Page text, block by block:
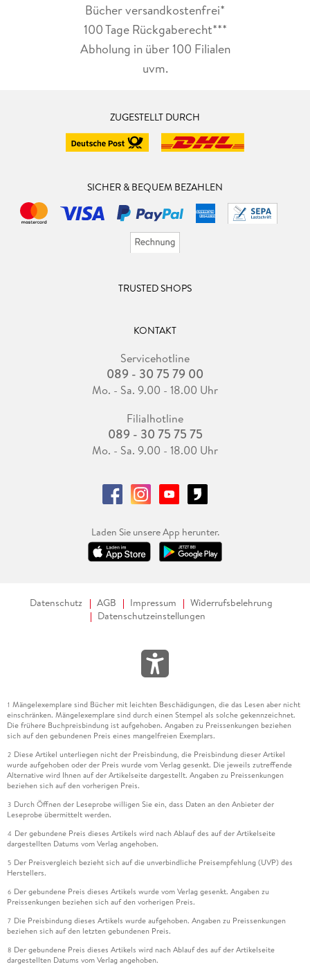
Bücher versandkostenfrei*
100 Tage Rückgaberecht***
Abholung in über 100 Filialen
uvm.
ZUGESTELLT DURCH
SICHER & BEQUEM BEZAHLEN
TRUSTED SHOPS
KONTAKT
Servicehotline
089 - 30 75 79 00
Mo. - Sa. 9.00 - 18.00 Uhr
Filialhotline
089 - 30 75 75 75
Mo. - Sa. 9.00 - 18.00 Uhr
Laden Sie unsere App herunter.
Datenschutz AGB Impressum
Widerrufsbelehrung
Datenschutzeinstellungen
1 Mängelexemplare sind Bücher mit leichten Beschädigungen, die das Lesen aber nicht
einschränken. Mängelexemplare sind durch einen Stempel als solche gekennzeichnet.
Die frühere Buchpreisbindung ist aufgehoben. Angaben zu Preissenkungen beziehen
sich auf den gebundenen Preis eines mangelfreien Exemplars.
2 Diese Artikel unterliegen nicht der Preisbindung, die Preisbindung dieser Artikel
wurde aufgehoben oder der Preis wurde vom Verlag gesenkt. Die jeweils zutreffende
Alternative wird Ihnen auf der Artikelseite dargestellt. Angaben zu Preissenkungen
beziehen sich auf den vorherigen Preis.
3 Durch Öffnen der Leseprobe willigen Sie ein, dass Daten an den Anbieter der
Leseprobe übermittelt werden.
4 Der gebundene Preis dieses Artikels wird nach Ablauf des auf der Artikelseite
dargestellten Datums vom Verlag angehoben.
5 Der Preisvergleich bezieht sich auf die unverbindliche Preisempfehlung (UVP) des
Herstellers.
6 Der gebundene Preis dieses Artikels wurde vom Verlag gesenkt. Angaben zu
Preissenkungen beziehen sich auf den vorherigen Preis.
7 Die Preisbindung dieses Artikels wurde aufgehoben. Angaben zu Preissenkungen
beziehen sich auf den letzten gebundenen Preis.
8 Der gebundene Preis dieses Artikels wird nach Ablauf des auf der Artikelseite
dargestellten Datums vom Verlag angehoben.